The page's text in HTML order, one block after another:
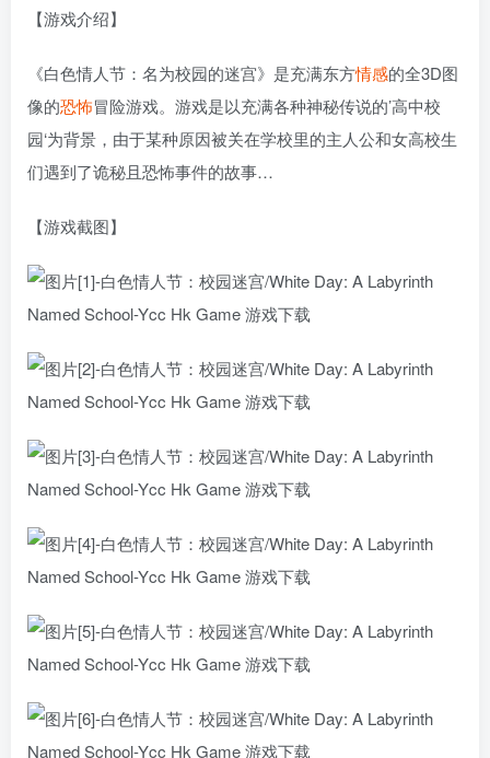
【游戏介绍】
《白色情人节：名为校园的迷宫》是充满东方情感的全3D图
像的恐怖冒险游戏。游戏是以充满各种神秘传说的’高中校
园‘为背景，由于某种原因被关在学校里的主人公和女高校生
们遇到了诡秘且恐怖事件的故事…
【游戏截图】